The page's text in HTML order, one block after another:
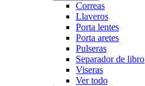
Correas
Llaveros
Porta lentes
Porta aretes
Pulseras
Separador de libro
Viseras
Ver todo